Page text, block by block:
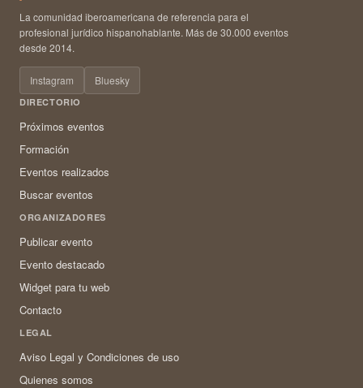
La comunidad iberoamericana de referencia para el
profesional jurídico hispanohablante. Más de 30.000 eventos
desde 2014.
Instagram Bluesky
DIRECTORIO
Próximos eventos
Formación
Eventos realizados
Buscar eventos
ORGANIZADORES
Publicar evento
Evento destacado
Widget para tu web
Contacto
LEGAL
Aviso Legal y Condiciones de uso
Quienes somos